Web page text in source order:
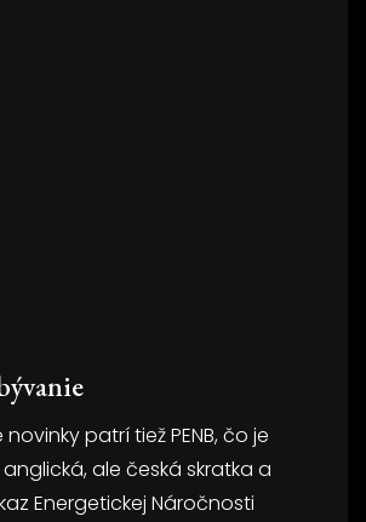
patrí tiež PENB, čo je
ale česká skratka a
Energetickej Náročnosti